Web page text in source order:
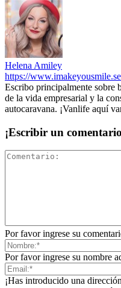
Helena Amiley
https://www.imakeyousmile.se
Escribo principalmente sobre
de la vida empresarial y la
autocaravana. ¡Vanlife aquí
¡Escribir un
Por favor ingrese su
Por favor ingrese su nombre
¡Has introducido una